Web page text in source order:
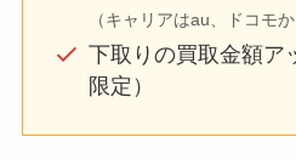
（キャリアはau、ドコモか
下取りの買取金額ア
限定）